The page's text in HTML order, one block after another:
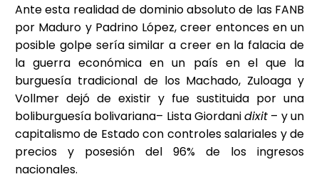
Ante esta realidad de dominio absoluto de las FANB
por Maduro y Padrino López, creer entonces en un
posible golpe sería similar a creer en la falacia de
la guerra económica en un país en el que la
burguesía tradicional de los Machado, Zuloaga y
Vollmer dejó de existir y fue sustituida por una
boliburguesía bolivariana– Lista Giordanidixit – y un
capitalismo de Estado con controles salariales y de
precios y posesión del 96% de los ingresos
nacionales.